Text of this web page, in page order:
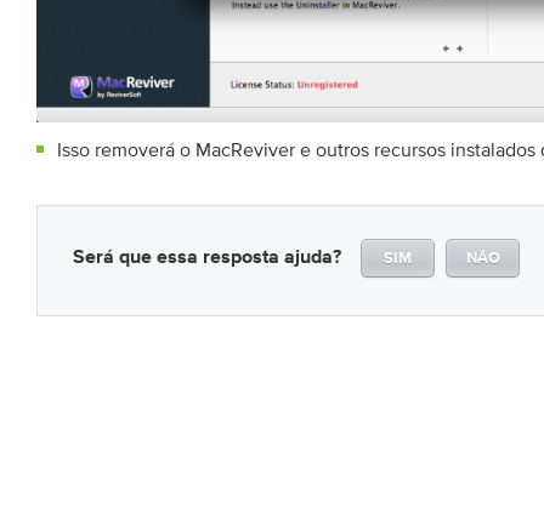
Isso removerá o MacReviver e outros recursos instalados
Será que essa resposta ajuda? SIM NÃO